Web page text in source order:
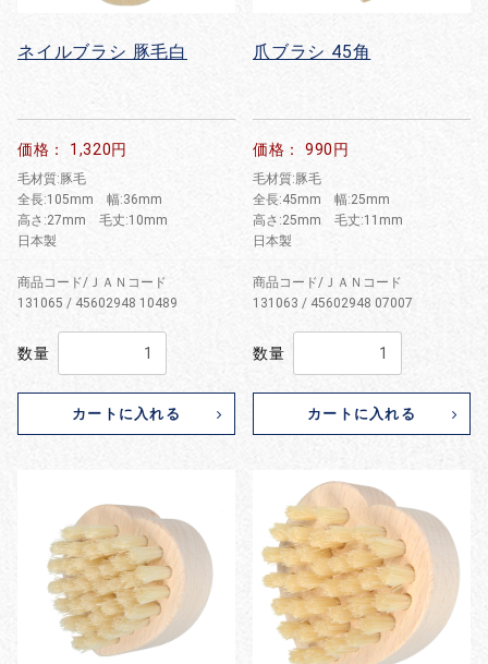
ネイルブラシ 豚毛白
価格： 1,320円
毛材質:豚毛
全長:105mm 幅:36mm
高さ:27mm 毛丈:10mm
日本製
商品コード/ＪＡＮコード
131065 / 45602948 10489
数量
カートに入れる
爪ブラシ 45角
価格： 990円
毛材質:豚毛
全長:45mm 幅:25mm
高さ:25mm 毛丈:11mm
日本製
商品コード/ＪＡＮコード
131063 / 45602948 07007
数量
カートに入れる